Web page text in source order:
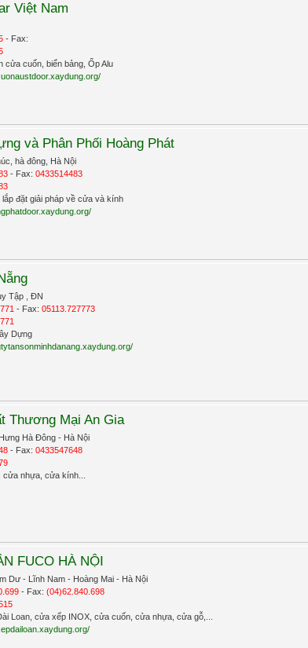
Việt Nam
- Fax:
cửa cuốn, biển bảng, Ốp Alu
và Phân Phối Hoàng Phát
hà đông, Hà Nội
- Fax: 0433514483
lắp đặt giải pháp về cửa và kính
Tập , ĐN
- Fax: 05113.727773
Dựng
Thương Mại An Gia
Hà Đông - Hà Nội
- Fax: 0433547648
nhựa, cửa kính...
FUCO HÀ NỘI
Dư - Lĩnh Nam - Hoàng Mai - Hà Nội
- Fax: (04)62.840.698
Loan, cửa xếp INOX, cửa cuốn, cửa nhựa, cửa gỗ,...